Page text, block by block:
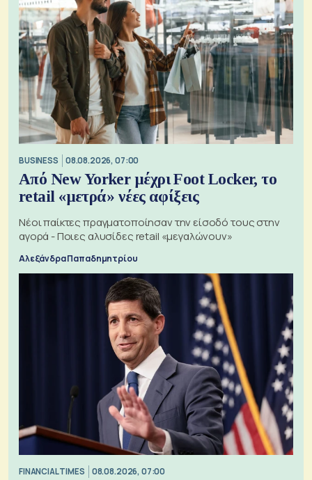
BUSINESS 08.08.2026, 07:00
Από New Yorker μέχρι Foot Locker, το
retail «μετρά» νέες αφίξεις
Νέοι παίκτες πραγματοποίησαν την είσοδό τους στην
αγορά - Ποιες αλυσίδες retail «μεγαλώνουν»
Αλεξάνδρα Παπαδημητρίου
FINANCIAL TIMES 08.08.2026, 07:00